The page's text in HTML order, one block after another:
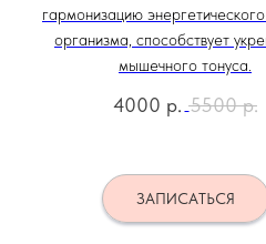
гармонизацию
организма, способствует
мышечного тонуса.
4000 р. 5500 р.
ЗАПИСАТЬСЯ